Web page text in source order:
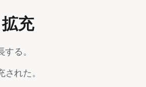
充
る。
れた。